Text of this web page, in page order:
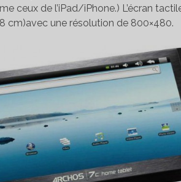
ceux de l’iPad/iPhone.) L’écran
cm)avec une résolution de 800×480.